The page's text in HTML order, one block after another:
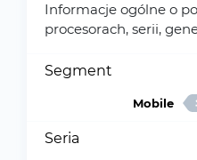
Informacje ogólne o
procesorach, serii,
Segment
Mobile
Seria